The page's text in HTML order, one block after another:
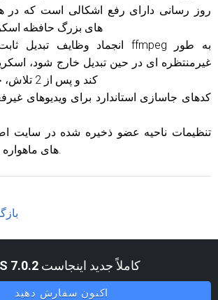
روز رسانی دارای رفع اشکالی است که در
های بزرگ حافظه
غیرمنتظره ای در حین تبدیل خارج شود،
کند و پس از 2 تلاش، خطا را ثبت می کند؛
های ماهواره ای انتخاب نمی شود.
7.0.2 کاملاً جدید اینجاست
اکنون سفارش دهید